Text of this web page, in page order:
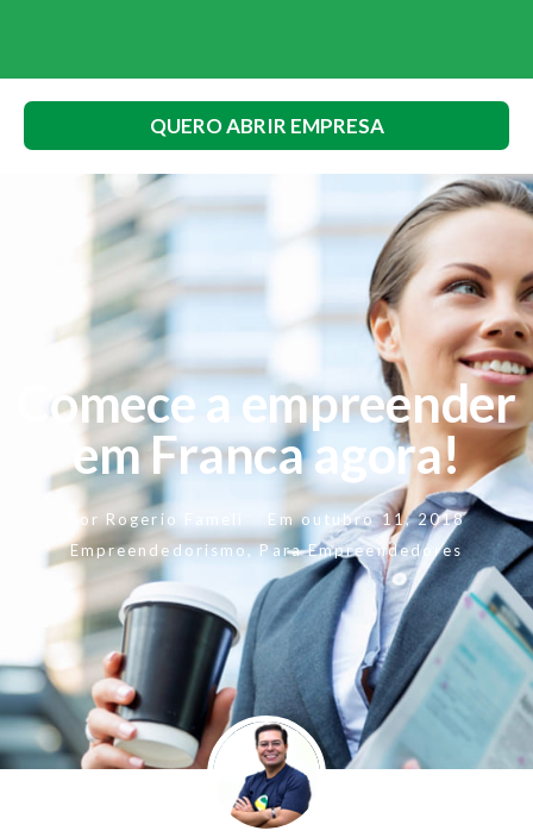
QUERO ABRIR EMPRESA
Comece a empreender
em Franca agora!
Por Rogerio Fameli Em outubro 11, 2018
Empreendedorismo,Para Empreendedores